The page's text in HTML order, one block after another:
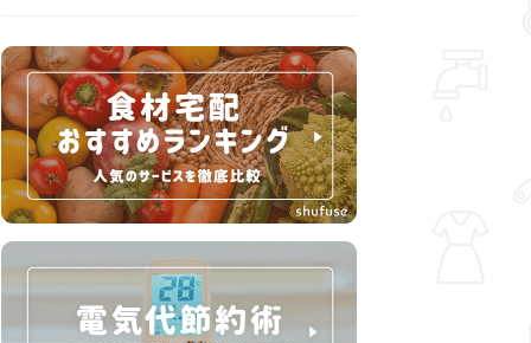
して、正しい食べ方を確認しましょ
う。大人の嗜みとして知っておきた
い新常識を解説します。